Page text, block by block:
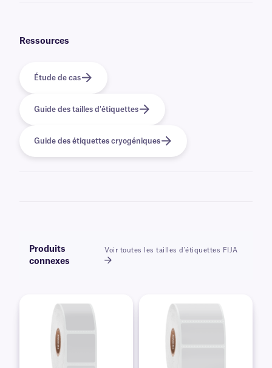
Ressources
Étude de cas
Guide des tailles d'étiquettes
Guide des étiquettes cryogéniques
Produits
connexes
Voir toutes les tailles d'étiquettes FIJA